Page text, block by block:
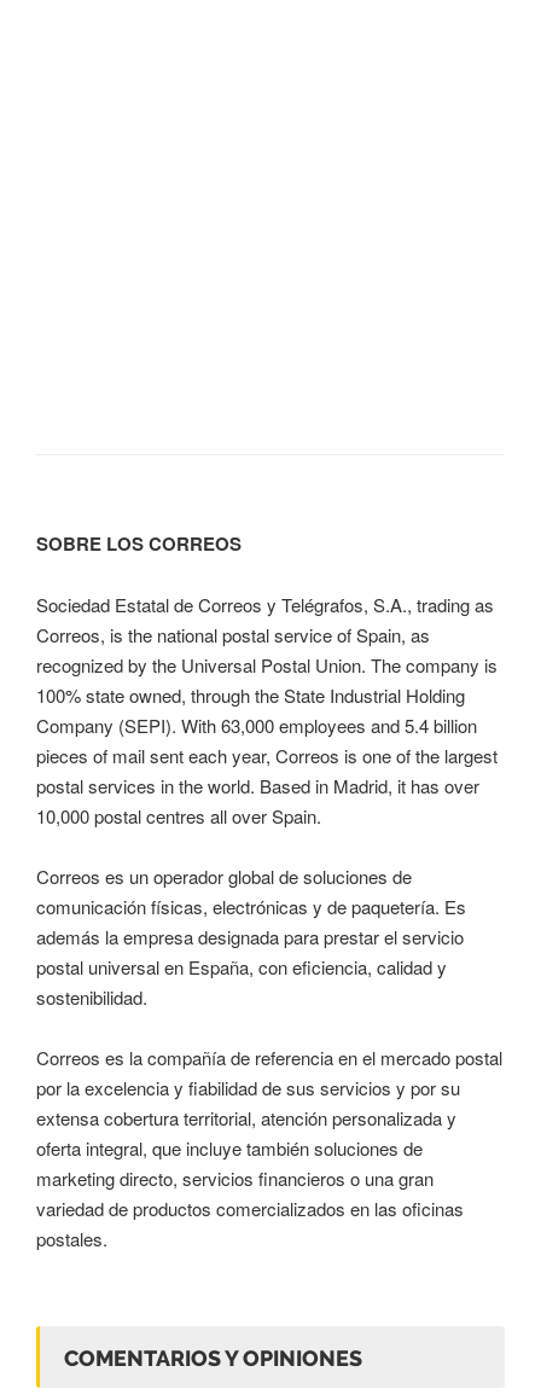
SOBRE LOS CORREOS
Sociedad Estatal de Correos y Telégrafos, S.A., trading as
Correos, is the national postal service of Spain, as
recognized by the Universal Postal Union. The company is
100% state owned, through the State Industrial Holding
Company (SEPI). With 63,000 employees and 5.4 billion
pieces of mail sent each year, Correos is one of the largest
postal services in the world. Based in Madrid, it has over
10,000 postal centres all over Spain.
Correos es un operador global de soluciones de
comunicación físicas, electrónicas y de paquetería. Es
además la empresa designada para prestar el servicio
postal universal en España, con eficiencia, calidad y
sostenibilidad.
Correos es la compañía de referencia en el mercado postal
por la excelencia y fiabilidad de sus servicios y por su
extensa cobertura territorial, atención personalizada y
oferta integral, que incluye también soluciones de
marketing directo, servicios financieros o una gran
variedad de productos comercializados en las oficinas
postales.
COMENTARIOS Y OPINIONES